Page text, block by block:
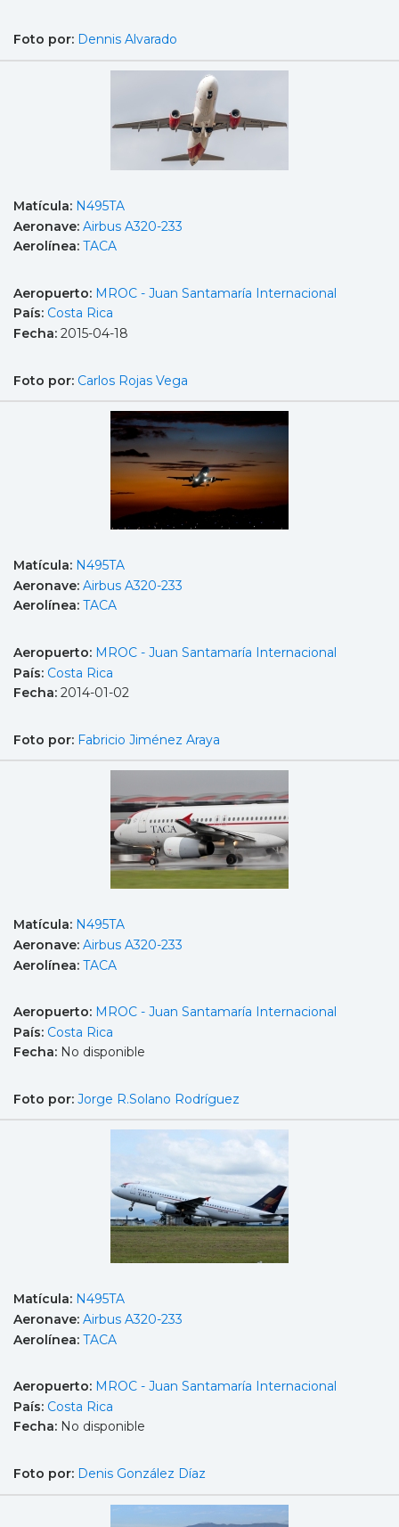
Foto por: Dennis Alvarado
Matícula: N495TA
Aeronave: Airbus A320-233
Aerolínea: TACA
Aeropuerto: MROC - Juan Santamaría Internacional
País: Costa Rica
Fecha: 2015-04-18
Foto por: Carlos Rojas Vega
Matícula: N495TA
Aeronave: Airbus A320-233
Aerolínea: TACA
Aeropuerto: MROC - Juan Santamaría Internacional
País: Costa Rica
Fecha: 2014-01-02
Foto por: Fabricio Jiménez Araya
Matícula: N495TA
Aeronave: Airbus A320-233
Aerolínea: TACA
Aeropuerto: MROC - Juan Santamaría Internacional
País: Costa Rica
Fecha: No disponible
Foto por: Jorge R.Solano Rodríguez
Matícula: N495TA
Aeronave: Airbus A320-233
Aerolínea: TACA
Aeropuerto: MROC - Juan Santamaría Internacional
País: Costa Rica
Fecha: No disponible
Foto por: Denis González Díaz